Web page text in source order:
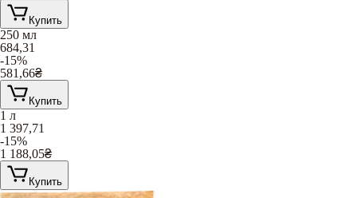
Купить
250 мл
684,31
-15%
581,66₴
Купить
1 л
1 397,71
-15%
1 188,05₴
Купить